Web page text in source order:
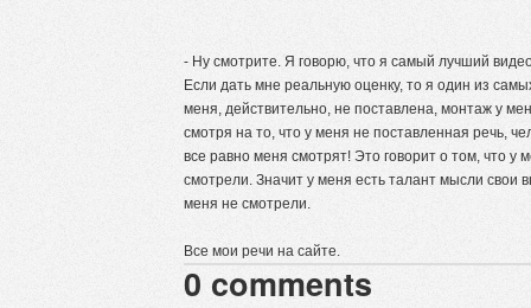
- Ну смотрите. Я говорю, что я самый лучший
Если дать мне реальную оценку, то я один из
меня, действительно, не поставлена, монтаж у
смотря на то, что у меня не поставленная речь,
все равно меня смотрят! Это говорит о том, что у
смотрели. Значит у меня есть талант мысли
меня не смотрели.
Все мои речи на сайте.
0 comments